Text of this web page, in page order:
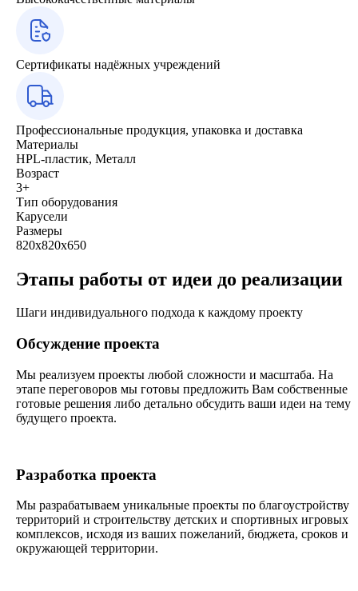
Сертификаты надёжных учреждений
Профессиональные продукция, упаковка и доставка
Материалы
HPL-пластик, Металл
Возраст
3+
Тип оборудования
Карусели
Размеры
820х820х650
Этапы работы от идеи до реализации
Шаги индивидуального подхода к каждому проекту
Обсуждение проекта
Мы реализуем проекты любой сложности и масштаба. На
этапе переговоров мы готовы предложить Вам собственные
готовые решения либо детально обсудить ваши идеи на тему
будущего проекта.
Разработка проекта
Мы разрабатываем уникальные проекты по благоустройству
территорий и строительству детских и спортивных игровых
комплексов, исходя из ваших пожеланий, бюджета, сроков и
окружающей территории.